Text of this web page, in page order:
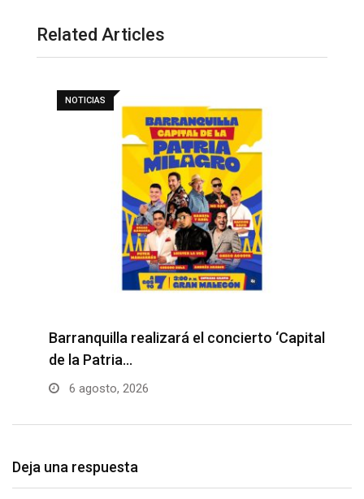
Related Articles
NOTICIAS
Barranquilla realizará el concierto ‘Capital
de la Patria…
6 agosto, 2026
Deja una respuesta